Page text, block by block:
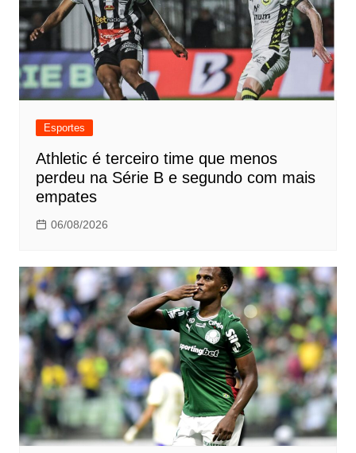
Esportes
Athletic é terceiro time que menos
perdeu na Série B e segundo com mais
empates
06/08/2026